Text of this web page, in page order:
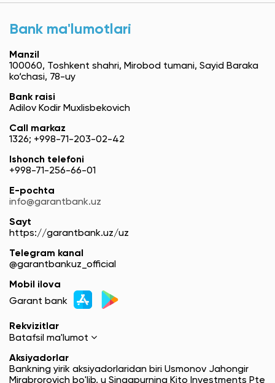
Bank ma'lumotlari
Manzil
100060, Toshkent shahri, Mirobod tumani, Sayid Baraka
ko‘chasi, 78-uy
Bank raisi
Аdilov Kodir Muxlisbekovich
Call markaz
1326; +998-71-203-02-42
Ishonch telefoni
+998-71-256-66-01
E-pochta
info@garantbank.uz
Sayt
https://garantbank.uz/uz
Telegram kanal
@garantbankuz_official
Mobil ilova
Garant bank
Rekvizitlar
Batafsil ma'lumot
Aksiyadorlar
Bankning yirik aksiyadorlaridan biri Usmonov Jahongir
Mirabrorovich bo'lib, u Singapurning Kito Investments Pte